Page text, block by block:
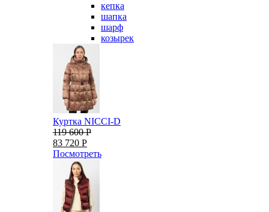
кепка
шапка
шарф
козырек
Куртка NICCI-D
119 600 Р
83 720 Р
Посмотреть